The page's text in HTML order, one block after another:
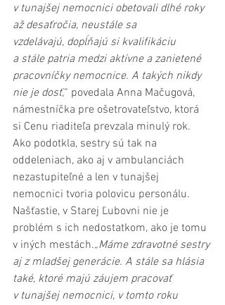
v tunajšej nemocnici obetovali dlhé roky
až desaťročia, neustále sa
vzdelávajú, dopĺňajú si kvalifikáciu
a stále patria medzi aktívne a zanietené
pracovníčky nemocnice. A takých nikdy
nie je dosť,“ povedala Anna Mačugová,
námestníčka pre ošetrovateľstvo, ktorá
si Cenu riaditeľa prevzala minulý rok.
Ako podotkla, sestry sú tak na
oddeleniach, ako aj v ambulanciách
nezastupiteľné a len v tunajšej
nemocnici tvoria polovicu personálu.
Našťastie, v Starej Ľubovni nie je
problém s ich nedostatkom, ako je tomu
v iných mestách.„Máme zdravotné sestry
aj z mladšej generácie. A stále sa hlásia
také, ktoré majú záujem pracovať
v tunajšej nemocnici, v tomto roku